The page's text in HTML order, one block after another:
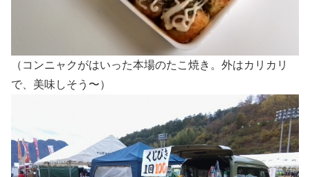
（コンニャクがはいった本場のたこ焼き。外はカリカリ
で、美味しそう〜）